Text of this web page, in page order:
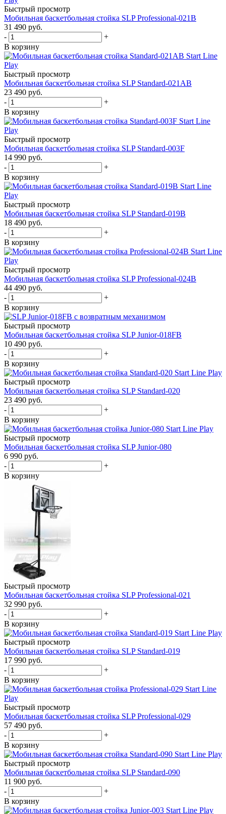
Быстрый просмотр
Мобильная баскетбольная стойка SLP Professional-021B
31 490 руб.
-
+
В корзину
Быстрый просмотр
Мобильная баскетбольная стойка SLP Standard-021AB
23 490 руб.
-
+
В корзину
Быстрый просмотр
Мобильная баскетбольная стойка SLP Standard-003F
14 990 руб.
-
+
В корзину
Быстрый просмотр
Мобильная баскетбольная стойка SLP Standard-019B
18 490 руб.
-
+
В корзину
Быстрый просмотр
Мобильная баскетбольная стойка SLP Professional-024B
44 490 руб.
-
+
В корзину
Быстрый просмотр
Мобильная баскетбольная стойка SLP Junior-018FB
10 490 руб.
-
+
В корзину
Быстрый просмотр
Мобильная баскетбольная стойка SLP Standard-020
23 490 руб.
-
+
В корзину
Быстрый просмотр
Мобильная баскетбольная стойка SLP Junior-080
6 990 руб.
-
+
В корзину
Быстрый просмотр
Мобильная баскетбольная стойка SLP Professional-021
32 990 руб.
-
+
В корзину
Быстрый просмотр
Мобильная баскетбольная стойка SLP Standard-019
17 990 руб.
-
+
В корзину
Быстрый просмотр
Мобильная баскетбольная стойка SLP Professional-029
57 490 руб.
-
+
В корзину
Быстрый просмотр
Мобильная баскетбольная стойка SLP Standard-090
11 900 руб.
-
+
В корзину